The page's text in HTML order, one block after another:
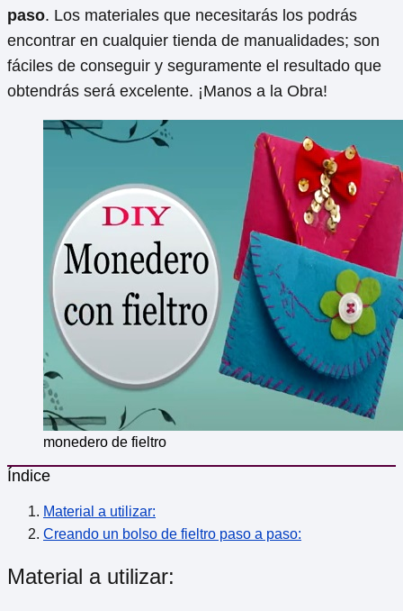
paso. Los materiales que necesitarás los podrás
encontrar en cualquier tienda de manualidades; son
fáciles de conseguir y seguramente el resultado que
obtendrás será excelente. ¡Manos a la Obra!
monedero de fieltro
Índice
Material a utilizar:
Creando un bolso de fieltro paso a paso:
Material a utilizar: